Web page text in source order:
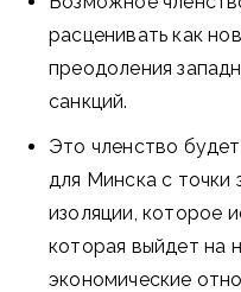
расценивать как
преодоления
санкций.
Это членство
для Минска с точки
изоляции, которое
которая выйдет на
экономические